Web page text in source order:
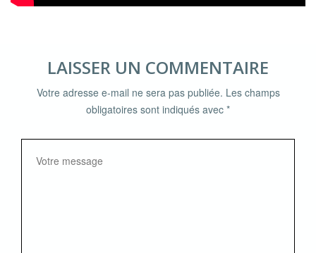
LAISSER UN COMMENTAIRE
Votre adresse e-mail ne sera pas publiée. Les champs
obligatoires sont indiqués avec *